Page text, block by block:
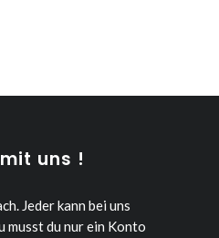
uns !
Jeder kann bei uns
musst du nur ein Konto